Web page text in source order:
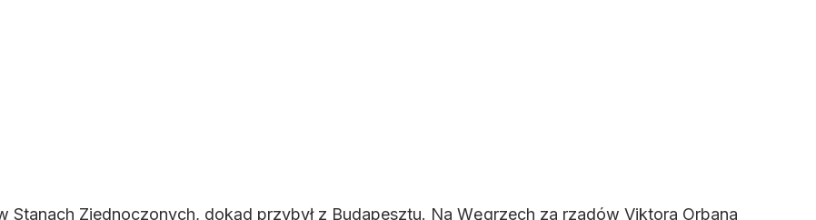
Stanach Zjednoczonych, dokąd przybył z Budapesztu. Na Węgrzech za rzadów Viktora Orbana